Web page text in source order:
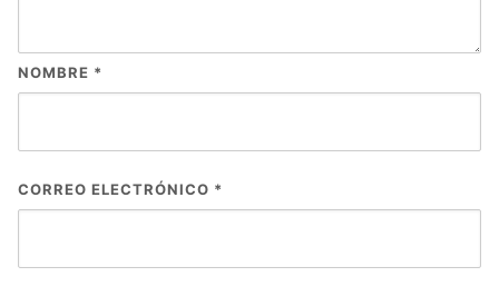
NOMBRE *
CORREO ELECTRÓNICO *